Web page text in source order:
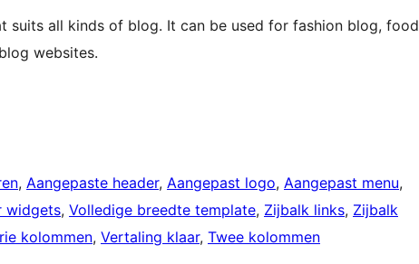
suits all kinds of blog. It can be used for fashion blog, food
websites.
, Aangepaste header, Aangepast logo, Aangepast menu
widgets, Volledige breedte template, Zijbalk links, Zijbalk
kolommen, Vertaling klaar, Twee kolommen